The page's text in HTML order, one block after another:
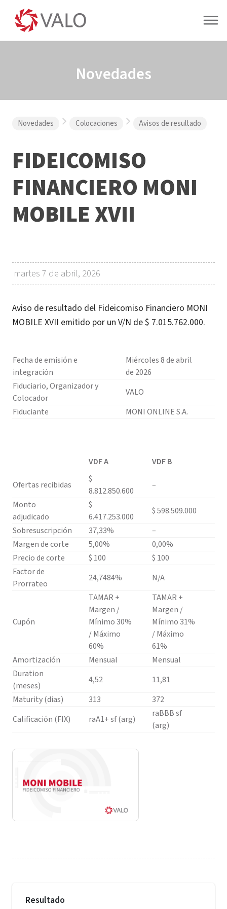
Novedades
Novedades Colocaciones Avisos de resultado
FIDEICOMISO
FINANCIERO MONI
MOBILE XVII
martes 7 de abril, 2026
Aviso de resultado del Fideicomiso Financiero MONI
MOBILE XVII emitido por un V/N de $ 7.015.762.000.
Fecha de emisión e
integración
Miércoles 8 de abril
de 2026
Fiduciario, Organizador y
Colocador
VALO
Fiduciante
MONI ONLINE S.A.
VDF A VDF B
Ofertas recibidas
$
8.812.850.600
–
Monto
adjudicado
$
6.417.253.000
$ 598.509.000
Sobresuscripción
37,33%
–
Margen de corte
5,00%
0,00%
Precio de corte
$ 100
$ 100
Factor de
Prorrateo
24,7484% N/A
Cupón
TAMAR +
Margen /
Mínimo 30%
/ Máximo
60%
TAMAR +
Margen /
Mínimo 31%
/ Máximo
61%
Amortización
Mensual
Mensual
Duration
(meses)
4,52
11,81
Maturity (dias)
313
372
Calificación (FIX)
raA1+ sf (arg)
raBBB sf
(arg)
Resultado